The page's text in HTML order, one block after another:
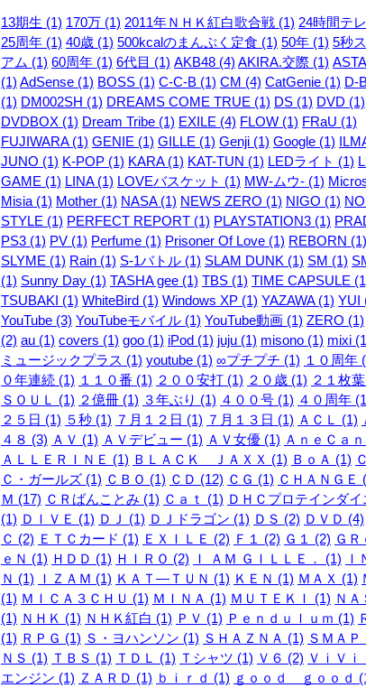
13期生 (1) 170万 (1) 2011年ＮＨＫ紅白歌合戦 (1) 24時間テ
25周年 (1) 40歳 (1) 500kcalのまんぷく定食 (1) 50年 (1) 5秒
アム (1) 60周年 (1) 6代目 (1) AKB48 (4) AKIRA.交際 (1)
(1) AdSense (1) BOSS (1) C-C-B (1) CM (4) CatGenie (1) D-
(1) DM002SH (1) DREAMS COME TRUE (1) DS (1) DVD (1)
DVDBOX (1) Dream Tribe (1) EXILE (4) FLOW (1) FRaU (1)
FUJIWARA (1) GENIE (1) GILLE (1) Genji (1) Google (1)
JUNO (1) K-POP (1) KARA (1) KAT-TUN (1) LEDライト (1)
GAME (1) LINA (1) LOVEバスケット (1) MW-ムウ- (1)
Misia (1) Mother (1) NASA (1) NEWS ZERO (1) NIGO (1)
STYLE (1) PERFECT REPORT (1) PLAYSTATION3 (1)
PS3 (1) PV (1) Perfume (1) Prisoner Of Love (1) REBORN (1)
SLYME (1) Rain (1) S-1バトル (1) SLAM DUNK (1) SM (1)
(1) Sunny Day (1) TASHA gee (1) TBS (1) TIME CAPSULE
TSUBAKI (1) WhiteBird (1) Windows XP (1) YAZAWA (1) YUI
YouTube (3) YouTubeモバイル (1) YouTube動画 (1) ZERO (1)
(2) au (1) covers (1) goo (1) iPod (1) juju (1) misono (1) mixi
ミュージックプラス (1) youtube (1) ∞プチプチ (1) １０周年
０年連続 (1) １１０番 (1) ２００安打 (1) ２０歳 (1) ２１枚
ＳＯＵＬ (1) ２億冊 (1) ３年ぶり (1) ４００号 (1) ４０周年
２５日 (1) ５秒 (1) ７月１２日 (1) ７月１３日 (1) ＡＣＬ (1)
４８ (3) ＡＶ (1) ＡＶデビュー (1) ＡＶ女優 (1) ＡｎｅＣａ
ＡＬＬＥＲＩＮＥ (1) ＢＬＡＣＫ ＪＡＸＸ (1) ＢｏＡ (1)
Ｃ・ガールズ (1) ＣＢＯ (1) ＣＤ (12) ＣＧ (1) ＣＨＡＮＧＥ
Ｍ (17) ＣＲばんことみ (1) Ｃａｔ (1) ＤＨＣプロテインダイ
(1) ＤＩＶＥ (1) ＤＪ (1) ＤＪドラゴン (1) ＤＳ (2) ＤＶＤ (4)
Ｃ (2) ＥＴＣカード (1) ＥＸＩＬＥ (2) Ｆ１ (2) Ｇ１ (2) ＧＲ
ｅＮ (1) ＨＤＤ (1) ＨＩＲＯ (2) Ｉ ＡＭ ＧＩＬＬＥ． (1)
Ｉ
Ｎ (1)
ＩＺＡＭ (1) ＫＡＴ―ＴＵＮ (1) ＫＥＮ (1) ＭＡＸ (1)
(1) ＭＩＣＡ３ＣＨＵ (1) ＭＩＮＡ (1) ＭＵＴＥＫＩ (1) ＮＡ
(1) ＮＨＫ (1) ＮＨＫ紅白 (1) ＰＶ (1) Ｐｅｎｄｕｌｕｍ (1)
(1) ＲＰＧ (1) Ｓ・ヨハンソン (1) ＳＨＡＺＮＡ (1) ＳＭＡＰ
ＮＳ (1) ＴＢＳ (1) ＴＤＬ (1) Ｔシャツ (1) Ｖ６ (2) ＶｉＶｉ
エンジン (1) ＺＡＲＤ (1) ｂｉｒｄ (1) ｇｏｏｄ ｇｏｏｄ